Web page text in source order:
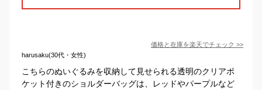
価格と在庫を楽天でチェック >>
harusaku(30代・女性)
こちらのぬいぐるみを収納して見せられる透明のクリアポ
ケット付きのショルダーバッグは、レッドやパープルなど